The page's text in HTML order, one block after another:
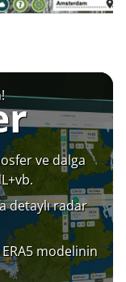
ve dalga
detaylı radar
modelinin